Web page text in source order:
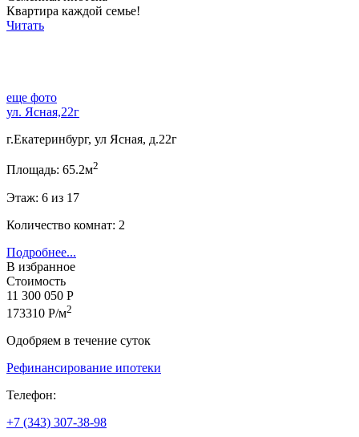
Квартира каждой семье!
Читать
еще фото
ул. Ясная,22г
г.Екатеринбург, ул Ясная, д.22г
Площадь: 65.2м2
Этаж: 6 из 17
Количество комнат: 2
Подробнее...
В избранное
Стоимость
11 300 050 Р
173310 Р/м2
Одобряем в течение суток
Рефинансирование ипотеки
Телефон:
+7 (343) 307-38-98